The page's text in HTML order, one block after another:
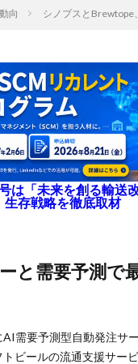
向 シノプスとBrewtope
は「未来を創る輸送
生存戦略を徹底取材
需要予測型自動発注サ
ビールの流通支援サー